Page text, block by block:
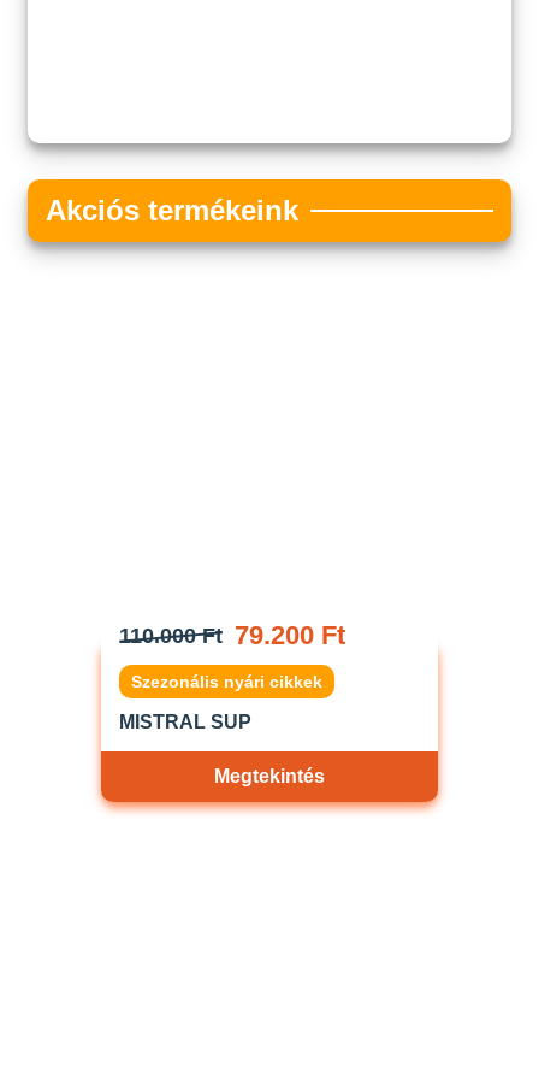
Akciós termékeink
110.000 Ft 79.200 Ft
Szezonális nyári cikkek
MISTRAL SUP
Megtekintés